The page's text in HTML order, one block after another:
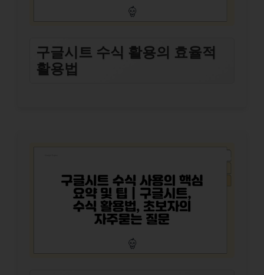
구글시트 수식 활용의 효율적
활용법